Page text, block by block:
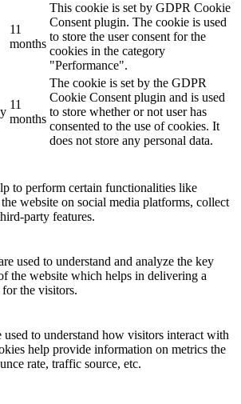
11
months
This cookie is set by GDPR Cookie
Consent plugin. The cookie is used
to store the user consent for the
cookies in the category
"Performance".
11
months
The cookie is set by the GDPR
Cookie Consent plugin and is used
to store whether or not user has
consented to the use of cookies. It
does not store any personal data.
to perform certain functionalities like
website on social media platforms, collect
party features.
used to understand and analyze the key
the website which helps in delivering a
for the visitors.
to understand how visitors interact with
help provide information on metrics the
rate, traffic source, etc.